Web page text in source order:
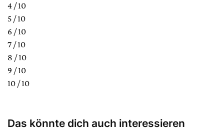
4 / 10
5 / 10
6 / 10
7 / 10
8 / 10
9 / 10
10 / 10
Das könnte dich auch interessieren